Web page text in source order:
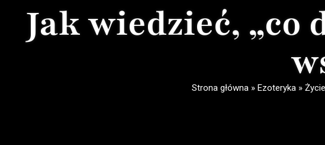
Jak wiedzieć, „co
Strona główna » Ezoteryka »